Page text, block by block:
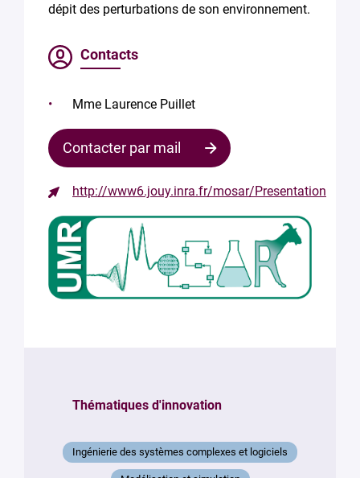
dépit des perturbations de son environnement.
Contacts
Mme Laurence Puillet
Contacter par mail
le
responsable
Votre
mail
http://www6.jouy.inra.fr/mosar/Presentation
Thématiques d'innovation
Ingénierie des systèmes complexes et logiciels